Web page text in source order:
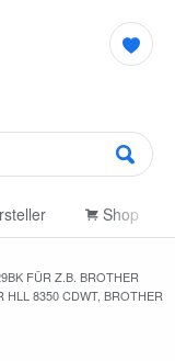
Shop
FÜR Z.B. BROTHER
HLL 8350 CDWT, BROTHER